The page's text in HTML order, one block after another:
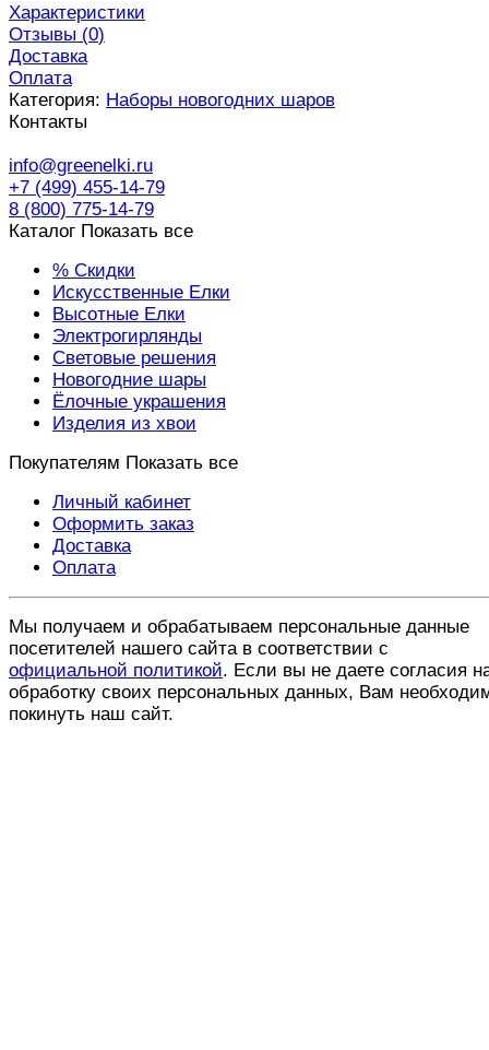
Характеристики
Отзывы (0)
Доставка
Оплата
Категория: Наборы новогодних шаров
Контакты
info@greenelki.ru
+7 (499) 455-14-79
8 (800) 775-14-79
Каталог Показать все
% Скидки
Искусственные Елки
Высотные Елки
Электрогирлянды
Световые решения
Новогодние шары
Ёлочные украшения
Изделия из хвои
Покупателям Показать все
Личный кабинет
Оформить заказ
Доставка
Оплата
Мы получаем и обрабатываем персональные данные
посетителей нашего сайта в соответствии с
официальной политикой. Если вы не даете согласия
обработку своих персональных данных, Вам
покинуть наш сайт.